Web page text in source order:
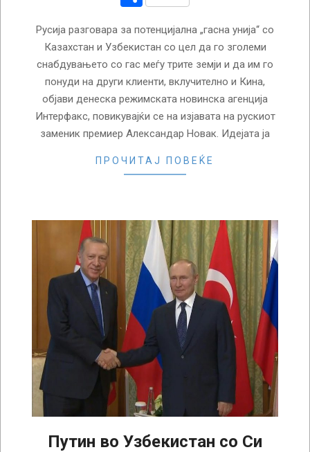
Русија разговара за потенцијална „гасна унија“ со
Казахстан и Узбекистан со цел да го зголеми
снабдувањето со гас меѓу трите земји и да им го
понуди на други клиенти, вклучително и Кина,
објави денеска режимската новинска агенција
Интерфакс, повикувајќи се на изјавата на рускиот
заменик премиер Александар Новак. Идејата ја
ПРОЧИТАЈ ПОВЕЌЕ
Путин во Узбекистан со Си